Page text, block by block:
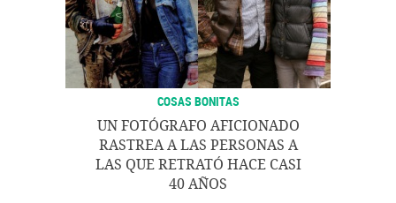
COSAS BONITAS
UN FOTÓGRAFO AFICIONADO
RASTREA A LAS PERSONAS A
LAS QUE RETRATÓ HACE CASI
40 AÑOS